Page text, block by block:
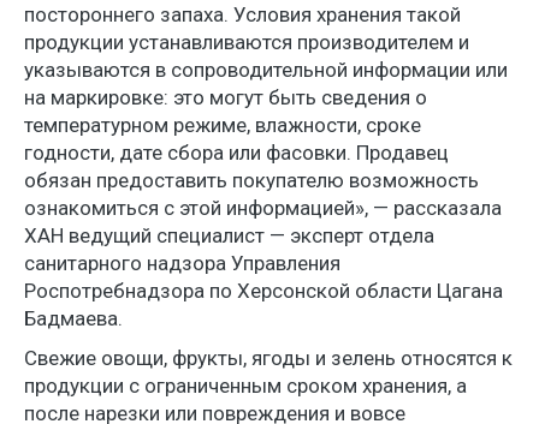
постороннего запаха. Условия хранения такой
продукции устанавливаются производителем и
указываются в сопроводительной информации или
на маркировке: это могут быть сведения о
температурном режиме, влажности, сроке
годности, дате сбора или фасовки. Продавец
обязан предоставить покупателю возможность
ознакомиться с этой информацией», — рассказала
ХАН ведущий специалист — эксперт отдела
санитарного надзора Управления
Роспотребнадзора по Херсонской области Цагана
Бадмаева.
Свежие овощи, фрукты, ягоды и зелень относятся к
продукции с ограниченным сроком хранения, а
после нарезки или повреждения и вовсе